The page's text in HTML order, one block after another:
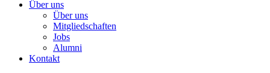
Über uns
Über uns
Mitgliedschaften
Jobs
Alumni
Kontakt